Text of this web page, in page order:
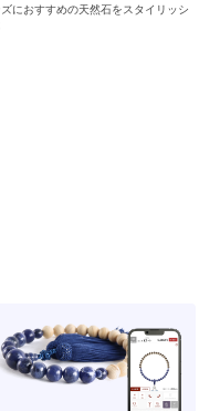
ズにおすすめの天然石をスタイリッシ